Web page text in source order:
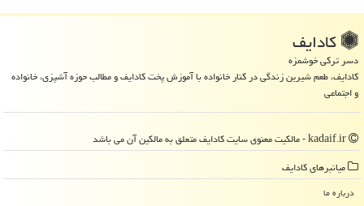
كادایف
دسر ترکی خوشمزه
کادایف، طعم شیرین زندگی در کنار خانواده با آموزش پخت کادایف و مطالب حوزه آشپزی، خانواده
و اجتماعی
میانبرهای كادایف
درباره ما